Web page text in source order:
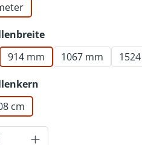
auswählen
914 mm 1067 mm
auswählen
cm
Anzahl: Gib den